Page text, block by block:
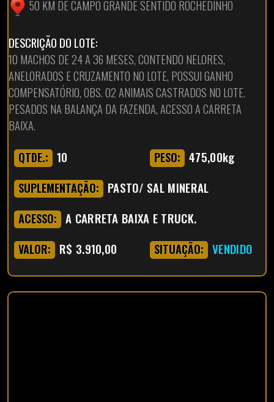
50 KM DE CAMPO GRANDE SENTIDO ROCHEDINHO
DESCRIÇÃO DO LOTE:
10 MACHOS DE 24 A 36 MESES, CONTENDO NELORES,
ANELORADOS E CRUZAMENTO NO LOTE, POSSUI GANHO
COMPENSATÓRIO, OBS. 02 ANIMAIS CASTRADOS NO LOTE.
PESADOS NA BALANÇA DA FAZENDA, ACESSO A CARRETA
BAIXA.
QTDE.: 10 PESO: 475,00kg
SUPLEMENTAÇÃO: PASTO/ SAL MINERAL
ACESSO: A CARRETA BAIXA E TRUCK.
VALOR: R$ 3.910,00 SITUAÇÃO: VENDIDO